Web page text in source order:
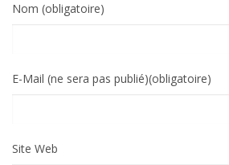
Nom (obligatoire)
E-Mail (ne sera pas publié)(obligatoire)
Site Web